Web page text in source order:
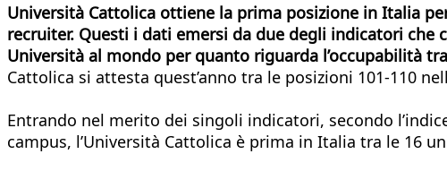
Università Cattolica ottiene la prima posizione in Italia
recruiter. Questi i dati emersi da due degli indicatori che
Università al mondo per quanto riguarda l’occupabilità
Cattolica si attesta quest’anno tra le posizioni 101-110
Entrando nel merito dei singoli indicatori, secondo
campus, l’Università Cattolica è prima in Italia tra le 16